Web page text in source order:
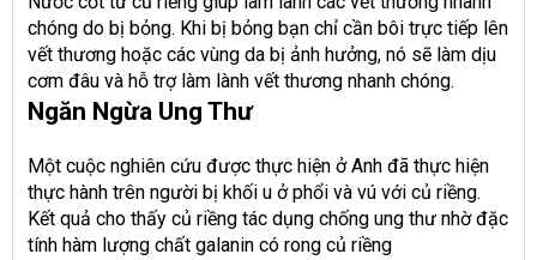
chóng do bị bỏng. Khi bị bỏng bạn chỉ cần bôi trực tiếp lên
vết thương hoặc các vùng da bị ảnh hưởng, nó sẽ làm dịu
cơm đâu và hỗ trợ làm lành vết thương nhanh chóng.
Ngăn Ngừa Ung Thư
Một cuộc nghiên cứu được thực hiện ở Anh đã thực hiện
thực hành trên người bị khối u ở phổi và vú với củ riềng.
Kết quả cho thấy củ riềng tác dụng chống ung thư nhờ đặc
tính hàm lượng chất galanin có rong củ riềng